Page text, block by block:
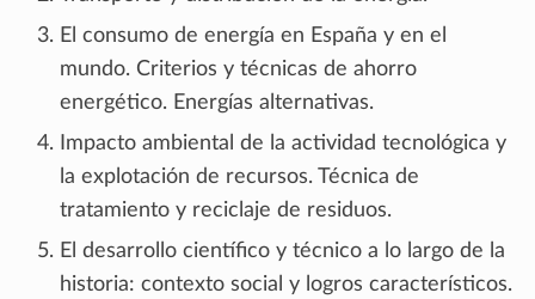
El consumo de energía en España y en el
mundo. Criterios y técnicas de ahorro
energético. Energías alternativas.
Impacto ambiental de la actividad tecnológica y
la explotación de recursos. Técnica de
tratamiento y reciclaje de residuos.
El desarrollo científico y técnico a lo largo de la
historia: contexto social y logros característicos.